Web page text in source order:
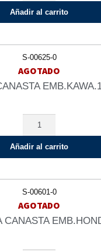
Añadir al carrito
S-00625-0
AGOTADO
Añadir al carrito
S-00601-0
AGOTADO
CANASTA